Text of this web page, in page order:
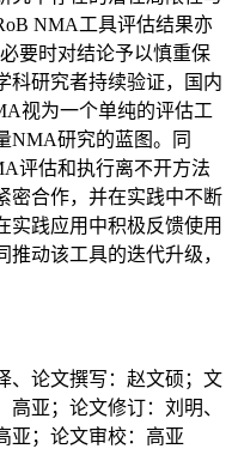
NMA工具评估结果亦
要时对结论予以慎重保
科研究者持续验证，国内
视为一个单纯的评估工
NMA研究的蓝图。同
评估和执行离不开方法
密合作，并在实践中不断
实践应用中积极反馈使用
动该工具的迭代升级，
、论文撰写：赵文硕；文
亚；论文修订：刘明、
亚；论文审校：高亚